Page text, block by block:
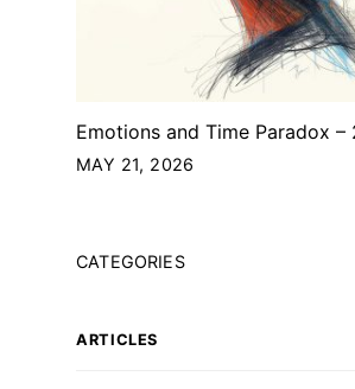
Emotions and Time Paradox –
MAY 21, 2026
CATEGORIES
ARTICLES